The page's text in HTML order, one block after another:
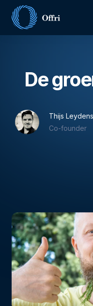
De
Thijs Leydens
Co-founder